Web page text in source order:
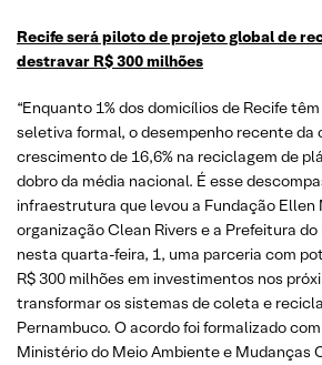
Recife será piloto de projeto global de
destravar R$ 300 milhões
“Enquanto 1% dos domicílios de Recife
seletiva formal, o desempenho recente da
crescimento de 16,6% na reciclagem de
dobro da média nacional. É esse
infraestrutura que levou a Fundação Ellen
organização Clean Rivers e a Prefeitura do
nesta quarta-feira, 1, uma parceria com
R$ 300 milhões em investimentos nos
transformar os sistemas de coleta e
Pernambuco. O acordo foi formalizado
Ministério do Meio Ambiente e Mudanças